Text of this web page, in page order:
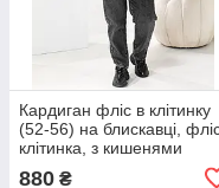
Кардиган фліс в клітинку
(52-56) на блискавці,
клітинка, з кишенями
880 ₴